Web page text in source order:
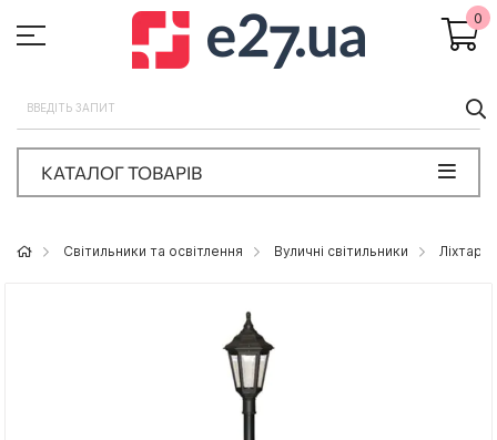
0
КАТАЛОГ ТОВАРІВ
Світильники та освітлення Вуличні світильники